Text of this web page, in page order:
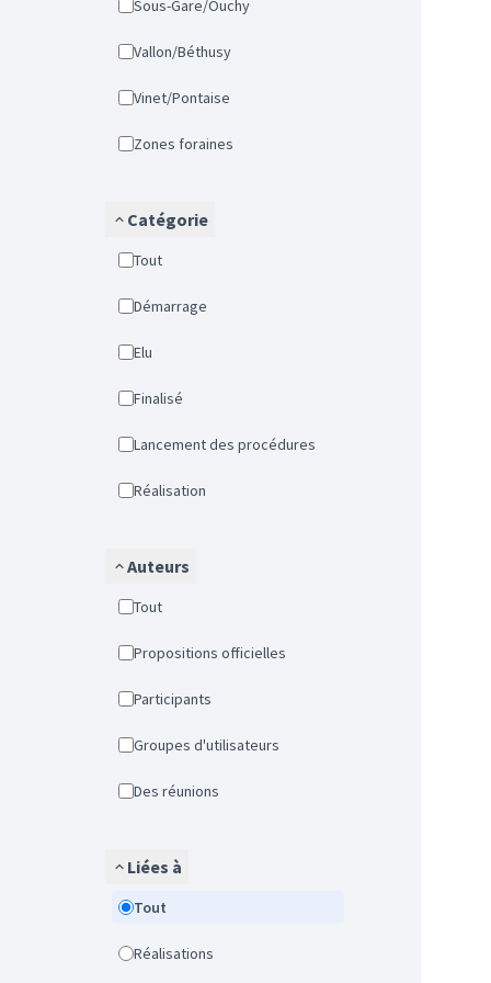
Sous-Gare/Ouchy
Vallon/Béthusy
Vinet/Pontaise
Zones foraines
Catégorie
Tout
Démarrage
Elu
Finalisé
Lancement des procédures
Réalisation
Auteurs
Tout
Propositions officielles
Participants
Groupes d'utilisateurs
Des réunions
Liées à
Tout
Réalisations